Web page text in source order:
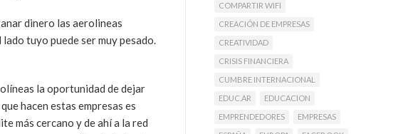
dinero las aerolineas
tuyo puede ser muy pesado.
la oportunidad de dejar
hacen estas empresas es
más cercano y de ahí a la red
COMPARTIR WIFI
CREACIÓN DE EMPRESAS
CREATIVIDAD
CRISIS FINANCIERA
CUMBRE INTERNACIONAL
EDUC.AR
EDUCACION
EMPRENDEDORES
EMPRESAS